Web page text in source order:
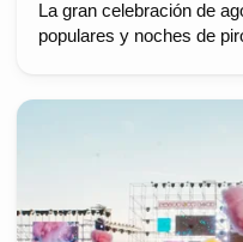
La gran celebración de
populares y noches de